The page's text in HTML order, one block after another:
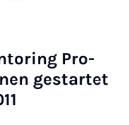
Pro­
ge­st­ar­tet